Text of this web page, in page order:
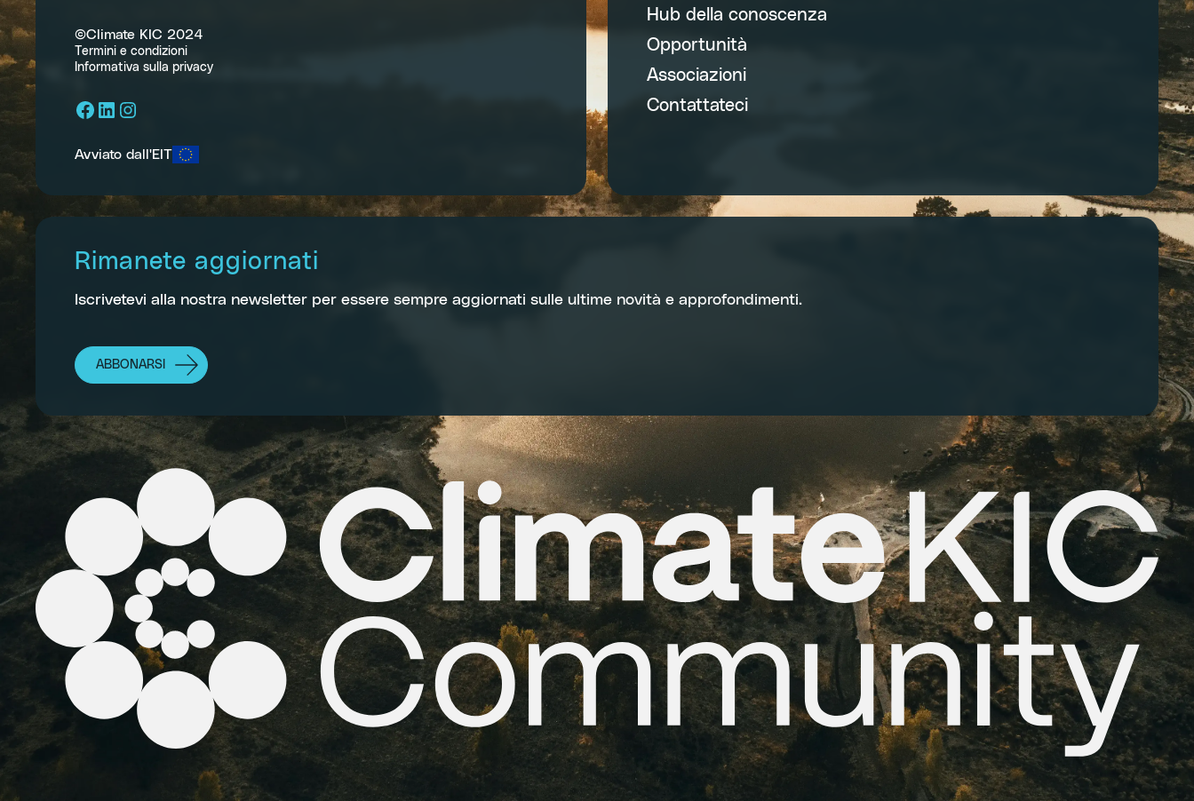
©Climate KIC 2024
Termini e condizioni
Informativa sulla privacy
Facebook
LinkedIn
Instagram
Avviato dall'EIT
Hub della conoscenza
Opportunità
Associazioni
Contattateci
Rimanete aggiornati
Iscrivetevi alla nostra newsletter per essere sempre aggiornati sulle ultime novità e approfondimenti.
ABBONARSI